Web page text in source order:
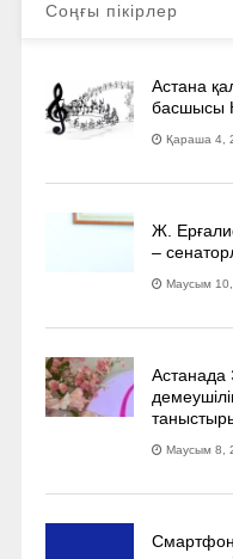
Соңғы пікірлер
Астана
басшысы
Қараша 4,
Ж.
–
Маусым 10,
Маусым 8,
Смартфон